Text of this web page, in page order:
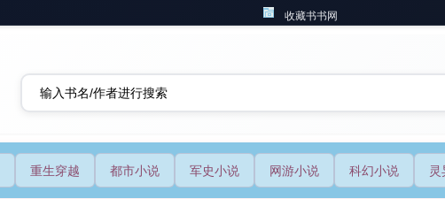
收藏书书网
重生穿越 都市小说 军史小说 网游小说 科幻小说